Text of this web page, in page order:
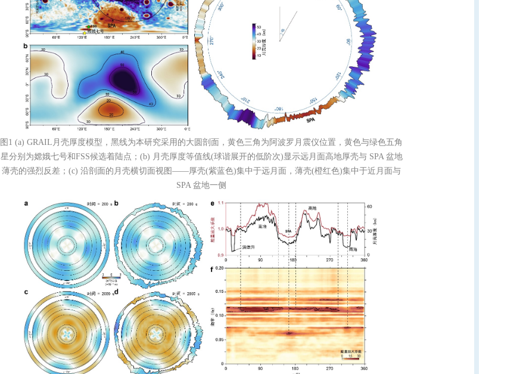
图1 (a) GRAIL月壳厚度模型，黑线为本研究采用的大圆剖面，黄色三角为阿波罗月震仪位置，黄色与绿色五角
星分别为嫦娥七号和FSS候选着陆点；(b) 月壳厚度等值线(球谐展开的低阶次)显示远月面高地厚壳与 SPA 盆地
薄壳的强烈反差；(c) 沿剖面的月壳横切面视图——厚壳(紫蓝色)集中于远月面，薄壳(橙红色)集中于近月面与
SPA 盆地一侧